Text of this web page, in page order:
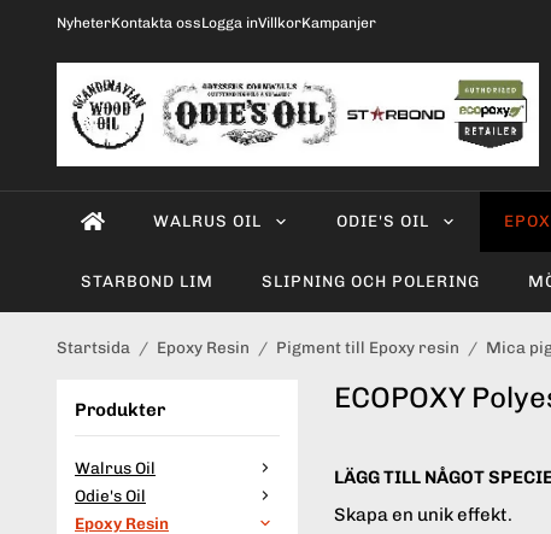
NyheterKontakta ossLogga inVillkorKampanjer
WALRUS OIL ODIE'S OIL
STARBOND LIM SLIPNING OCH POLERING
Startsida / Epoxy Resin / Pigment till Epoxy resin / Mica
Produkter
Walrus Oil
Odie's Oil
Epoxy Resin
ECOPOXY
LÄGG TILL NÅGOT
Skapa en unik effekt.